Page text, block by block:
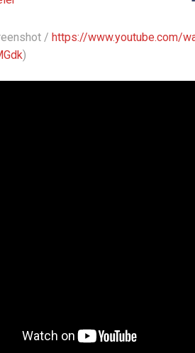
/ https://www.youtube.com/
)